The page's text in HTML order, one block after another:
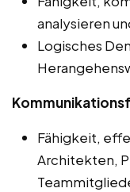
analysieren
Logisches
Fähigkeit,
Architekten,